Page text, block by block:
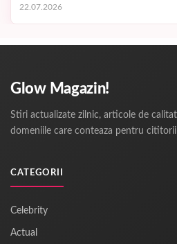
22.07.2026
Glow Magazin!
Stiri actualizate zilnic, articole de
domeniile care conteaza pentru
CATEGORII
Celebrity
Actual